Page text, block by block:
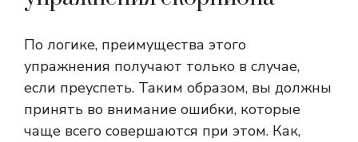
По логике, преимущества этого
упражнения получают только в случае,
если преуспеть. Таким образом, вы должны
принять во внимание ошибки, которые
чаще всего совершаются при этом. Как,